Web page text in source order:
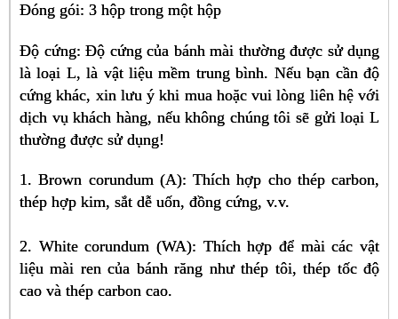
Đóng gói: 3 hộp trong một hộp
Độ cứng: Độ cứng của bánh mài thường được sử dụng
là loại L, là vật liệu mềm trung bình. Nếu bạn cần độ
cứng khác, xin lưu ý khi mua hoặc vui lòng liên hệ với
dịch vụ khách hàng, nếu không chúng tôi sẽ gửi loại L
thường được sử dụng!
1. Brown corundum (A): Thích hợp cho thép carbon,
thép hợp kim, sắt dễ uốn, đồng cứng, v.v.
2. White corundum (WA): Thích hợp để mài các vật
liệu mài ren của bánh răng như thép tôi, thép tốc độ
cao và thép carbon cao.